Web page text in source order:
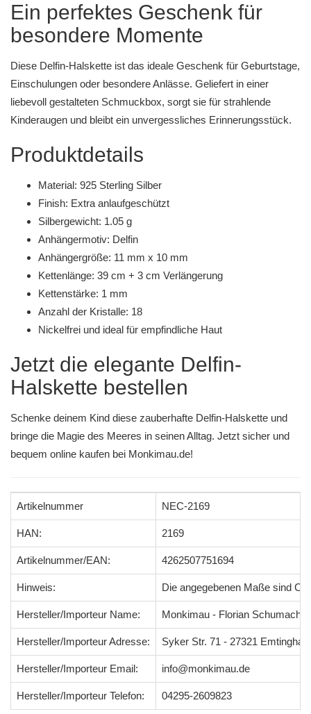
Ein perfektes Geschenk für
besondere Momente
Diese Delfin-Halskette ist das ideale Geschenk für Geburtstage,
Einschulungen oder besondere Anlässe. Geliefert in einer
liebevoll gestalteten Schmuckbox, sorgt sie für strahlende
Kinderaugen und bleibt ein unvergessliches Erinnerungsstück.
Produktdetails
Material: 925 Sterling Silber
Finish: Extra anlaufgeschützt
Silbergewicht: 1.05 g
Anhängermotiv: Delfin
Anhängergröße: 11 mm x 10 mm
Kettenlänge: 39 cm + 3 cm Verlängerung
Kettenstärke: 1 mm
Anzahl der Kristalle: 18
Nickelfrei und ideal für empfindliche Haut
Jetzt die elegante Delfin-
Halskette bestellen
Schenke deinem Kind diese zauberhafte Delfin-Halskette und
bringe die Magie des Meeres in seinen Alltag. Jetzt sicher und
bequem online kaufen bei Monkimau.de!
Artikelnummer NEC-2169
HAN: 2169
Artikelnummer/EAN: 4262507751694
Hinweis: Die angegebenen Maße sind
Hersteller/Importeur Name: Monkimau - Florian Schumacher
Hersteller/Importeur Adresse: Syker Str. 71 - 27321
Hersteller/Importeur Email: info@monkimau.de
Hersteller/Importeur Telefon: 04295-2609823